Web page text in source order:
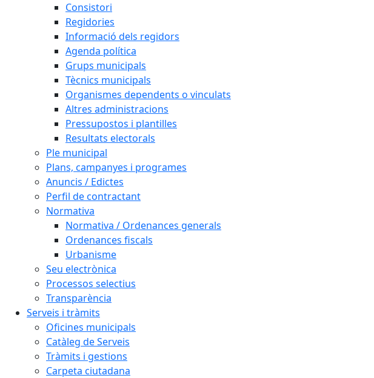
Consistori
Regidories
Informació dels regidors
Agenda política
Grups municipals
Tècnics municipals
Organismes dependents o vinculats
Altres administracions
Pressupostos i plantilles
Resultats electorals
Ple municipal
Plans, campanyes i programes
Anuncis / Edictes
Perfil de contractant
Normativa
Normativa / Ordenances generals
Ordenances fiscals
Urbanisme
Seu electrònica
Processos selectius
Transparència
Serveis i tràmits
Oficines municipals
Catàleg de Serveis
Tràmits i gestions
Carpeta ciutadana